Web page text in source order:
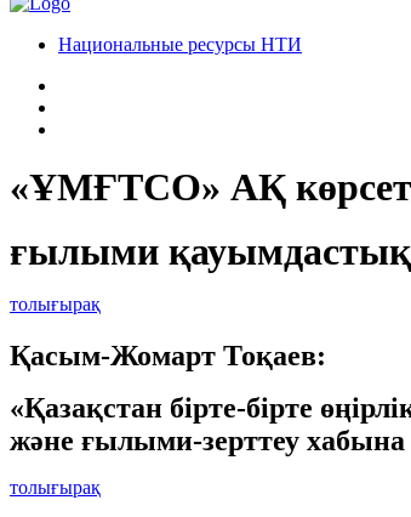
Национальные ресурсы НТИ
«ҰМҒТСО» АҚ
ғылыми
толығырақ
Қасым-Жомарт Тоқаев:
«Қазақстан бірте-бірте
және ғылыми-зерттеу хабына
толығырақ